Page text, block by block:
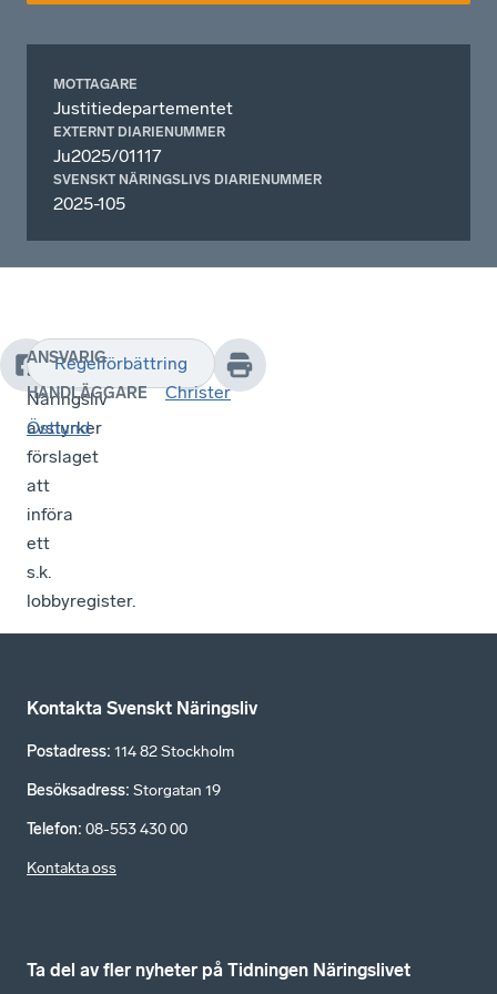
MOTTAGARE
Justitiedepartementet
EXTERNT DIARIENUMMER
Ju2025/01117
SVENSKT NÄRINGSLIVS DIARIENUMMER
2025-105
Svesnkt
Näringsliv
avstyrker
förslaget
att
införa
ett
s.k.
lobbyregister.
Regelförbättring
ANSVARIG
HANDLÄGGARE
Christer
Östlund
Kontakta Svenskt Näringsliv
Postadress: 114 82 Stockholm
Besöksadress: Storgatan 19
Telefon: 08-553 430 00
Kontakta oss
Ta del av fler nyheter på Tidningen Näringslivet